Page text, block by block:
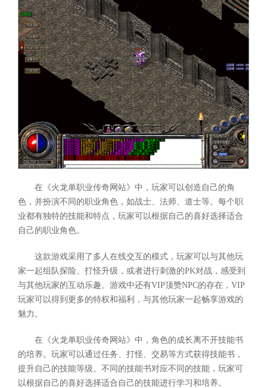
在《火龙单职业传奇网站》中，玩家可以创造自己的角
色，并扮演不同的职业角色，如战士、法师、道士等。每个职
业都有独特的技能和特点，玩家可以根据自己的喜好选择适合
自己的职业角色。
这款游戏采用了多人在线交互的模式，玩家可以与其他玩
家一起组队探险、打怪升级，或者进行刺激的PK对战，感受到
与其他玩家的互动乐趣。游戏中还有VIP顶赞NPC的存在，VIP
玩家可以得到更多的特权和福利，与其他玩家一起畅享游戏的
魅力。
在《火龙单职业传奇网站》中，角色的成长离不开技能书
的培养。玩家可以通过任务、打怪、交易等方式获得技能书，
提升自己的技能等级。不同的技能书对应不同的技能，玩家可
以根据自己的喜好选择适合自己的技能进行学习和培养。